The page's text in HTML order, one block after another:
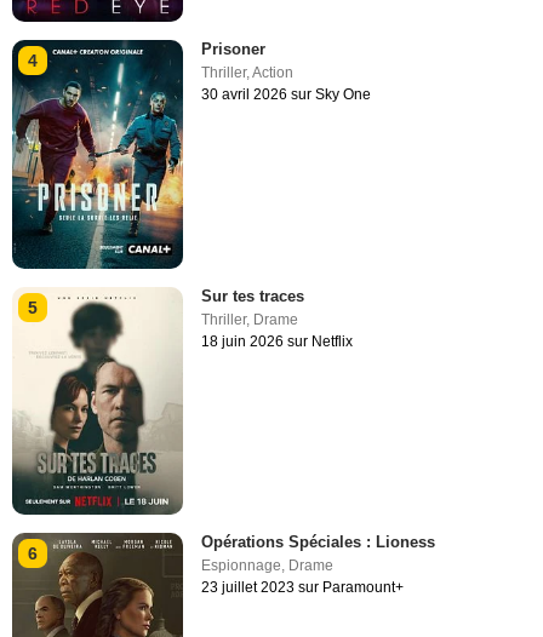
4
Prisoner
Thriller,Action
30 avril 2026 sur Sky One
5
Sur tes traces
Thriller, Drame
18 juin 2026 sur Netflix
6
Opérations Spéciales : Lioness
Espionnage, Drame
23 juillet 2023 sur Paramount+